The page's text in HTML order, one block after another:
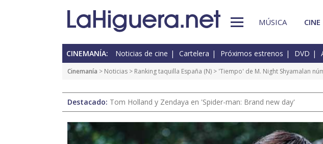
MÚSICA CINE
CINEMANÍA: Noticias de cine Cartelera Próximos estrenos DVD
Cinemanía > Noticias > Ranking taquilla España (N) > 'Tiempo' de M. Night Shyamalan
Destacado: Tom Holland y Zendaya en 'Spider-man: Brand new day'